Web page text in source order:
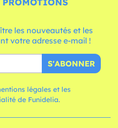
les nouveautés et les
votre adresse e-mail !
S'ABONNER
légales et les
de Funidelia.